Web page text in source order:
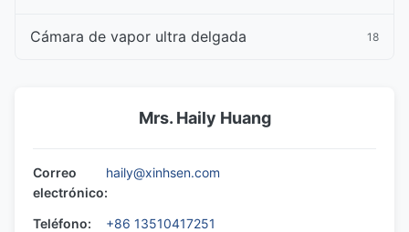
Cámara de vapor ultra delgada 18
Mrs. Haily Huang
Correo
electrónico:
haily@xinhsen.com
Teléfono:
+86 13510417251